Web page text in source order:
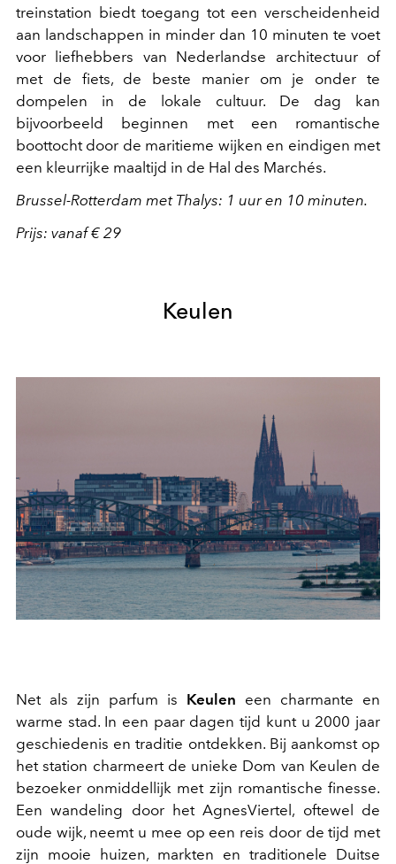
treinstation biedt toegang tot een verscheidenheid
aan landschappen in minder dan 10 minuten te voet
voor liefhebbers van Nederlandse architectuur of
met de fiets, de beste manier om je onder te
dompelen in de lokale cultuur. De dag kan
bijvoorbeeld beginnen met een romantische
boottocht door de maritieme wijken en eindigen met
een kleurrijke maaltijd in de Hal des Marchés.
Brussel-Rotterdam met Thalys: 1 uur en 10 minuten.
Prijs: vanaf € 29
Keulen
Net als zijn parfum is Keulen een charmante en
warme stad. In een paar dagen tijd kunt u 2000 jaar
geschiedenis en traditie ontdekken. Bij aankomst op
het station charmeert de unieke Dom van Keulen de
bezoeker onmiddellijk met zijn romantische finesse.
Een wandeling door het AgnesViertel, oftewel de
oude wijk, neemt u mee op een reis door de tijd met
zijn mooie huizen, markten en traditionele Duitse